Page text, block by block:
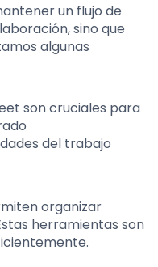
un flujo de
sino que
algunas
son cruciales para
del trabajo
organizar
herramientas son